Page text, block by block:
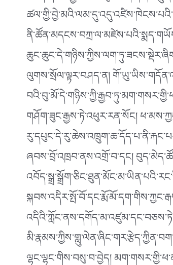
ལུགས་སྲོལ་ལྟར་བཤད་ན།
གཤོག་ཟུང་རྒྱས་ཏེ་འཕུར་རན་སོང།
ཞབས་བྲོ་འཁྲབ་ནས་འགྲོ་བ་དང།